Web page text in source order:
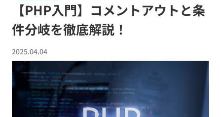
企業情報
お知らせ
Web活用ガイド
【PHP入門】コメントアウトと条
件分岐を徹底解説！
2025.04.04